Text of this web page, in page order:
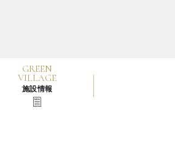
GREEN
VILLAGE
施設情報